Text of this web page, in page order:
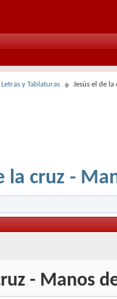
Letras y Tablaturas Jesús el de
la cruz -
- Manos